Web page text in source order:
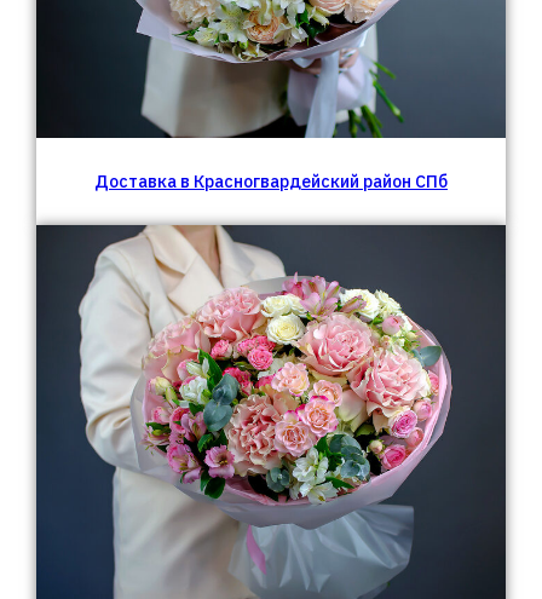
Доставка в Красногвардейский район СПб